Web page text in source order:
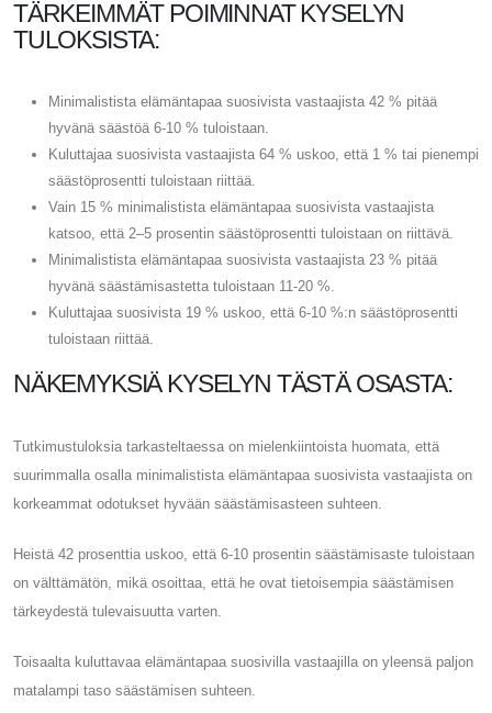
TÄRKEIMMÄT POIMINNAT KYSELYN
TULOKSISTA:
Minimalistista elämäntapaa suosivista vastaajista 42 % pitää
hyvänä säästöä 6-10 % tuloistaan.
Kuluttajaa suosivista vastaajista 64 % uskoo, että 1 % tai pienempi
säästöprosentti tuloistaan ​​riittää.
Vain 15 % minimalistista elämäntapaa suosivista vastaajista
katsoo, että 2–5 prosentin säästöprosentti tuloistaan ​​on riittävä.
Minimalistista elämäntapaa suosivista vastaajista 23 % pitää
hyvänä säästämisastetta tuloistaan ​​11-20 %.
Kuluttajaa suosivista 19 % uskoo, että 6-10 %:n säästöprosentti
tuloistaan ​​riittää.
NÄKEMYKSIÄ KYSELYN TÄSTÄ OSASTA:
Tutkimustuloksia tarkasteltaessa on mielenkiintoista huomata, että
suurimmalla osalla minimalistista elämäntapaa suosivista vastaajista on
korkeammat odotukset hyvään säästämisasteen suhteen.
Heistä 42 prosenttia uskoo, että 6-10 prosentin säästämisaste tuloistaan ​​
on välttämätön, mikä osoittaa, että he ovat tietoisempia säästämisen
tärkeydestä tulevaisuutta varten.
Toisaalta kuluttavaa elämäntapaa suosivilla vastaajilla on yleensä paljon
matalampi taso säästämisen suhteen.